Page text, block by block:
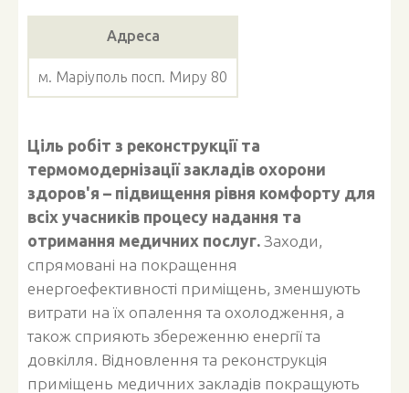
Адреса
м. Маріуполь посп. Миру 80
Ціль робіт з реконструкції та
термомодернізації закладів охорони
здоров'я – підвищення рівня комфорту для
всіх учасників процесу надання та
отримання медичних послуг. Заходи,
спрямовані на покращення
енергоефективності приміщень, зменшують
витрати на їх опалення та охолодження, а
також сприяють збереженню енергії та
довкілля. Відновлення та реконструкція
приміщень медичних закладів покращують